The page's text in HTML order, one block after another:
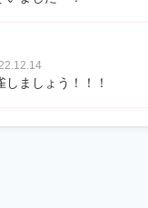
しましょう！！！